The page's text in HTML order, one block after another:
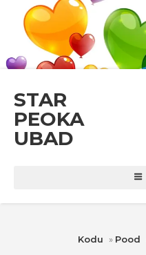
STAR
PEOKA
UBAD
Kodu » Pood